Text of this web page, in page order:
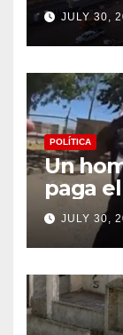
JULY 30,
POLÍTICA
Un
paga
a un
Pundit
JULY 30,